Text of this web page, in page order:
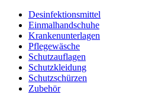
Desinfektionsmittel
Einmalhandschuhe
Krankenunterlagen
Pflegewäsche
Schutzauflagen
Schutzkleidung
Schutzschürzen
Zubehör